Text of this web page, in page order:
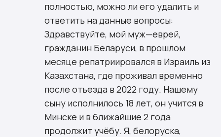
полностью, можно ли его удалить и
ответить на данные вопросы:
Здравствуйте, мой муж—еврей,
гражданин Беларуси, в прошлом
месяце репатриировался в Израиль из
Казахстана, где проживал временно
после отъезда в 2022 году. Нашему
сыну исполнилось 18 лет, он учится в
Минске и в ближайшие 2 года
продолжит учёбу. Я, белоруска,